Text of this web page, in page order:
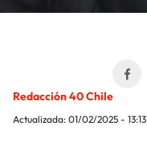
Redacción 40 Chile
Actualizada: 01/02/2025 - 13:13